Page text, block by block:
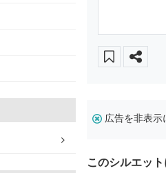
広告を非表示
このシルエッ